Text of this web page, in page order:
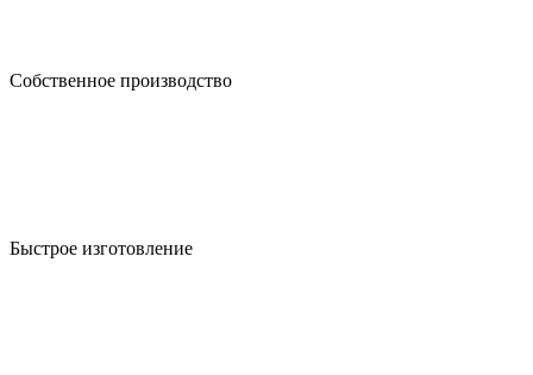
Собственное производство
Быстрое изготовление